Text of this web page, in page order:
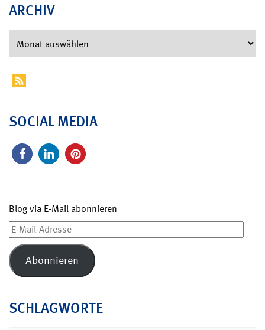
ARCHIV
SOCIAL MEDIA
Blog via E-Mail abonnieren
E-
Mail-
Adresse
Abonnieren
SCHLAGWORTE